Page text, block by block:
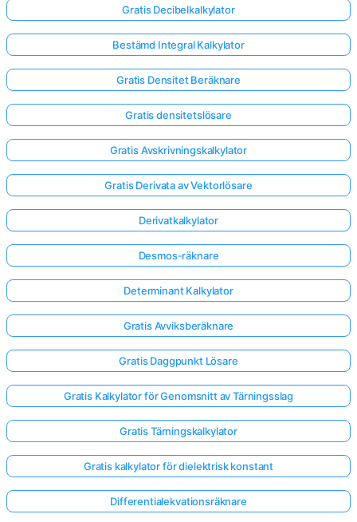
Logga
in
här!
Gratis Decibelkalkylator
Bestämd Integral Kalkylator
Gratis Densitet Beräknare
Gratis densitetslösare
Gratis Avskrivningskalkylator
Gratis Derivata av Vektorlösare
Derivatkalkylator
Desmos-räknare
Determinant Kalkylator
Gratis Avviksberäknare
Gratis Daggpunkt Lösare
Gratis Kalkylator för Genomsnitt av Tärningsslag
Gratis Tärningskalkylator
Gratis kalkylator för dielektrisk konstant
Differentialekvationsräknare